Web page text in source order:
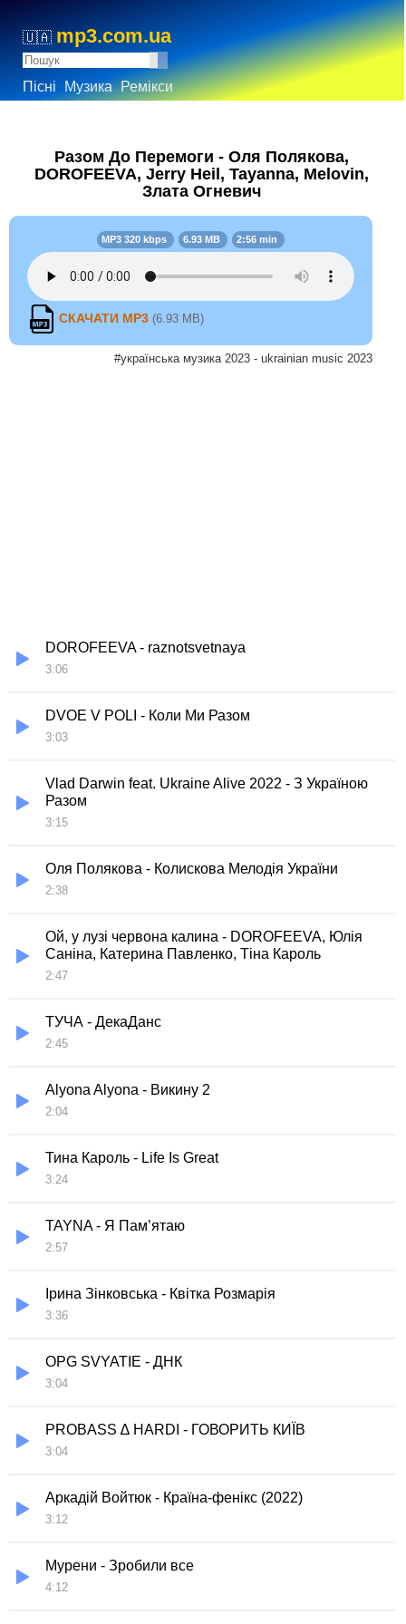
🇺🇦 mp3.com.ua
Пісні Музика Ремікси
Разом До Перемоги - Оля Полякова,
DOROFEEVA, Jerry Heil, Tayanna, Melovin,
Злата Огневич
MP3 320 kbps 6.93 MB 2:56 min
СКАЧАТИ MP3 (6.93 MB)
#українська музика 2023 - ukrainian music 2023
DOROFEEVA - raznotsvetnaya
3:06
DVOE V POLI - Коли Ми Разом
3:03
Vlad Darwin feat. Ukraine Alive 2022 - З Україною
Разом
3:15
Оля Полякова - Колискова Мелодія України
2:38
Ой, у лузі червона калина - DOROFEEVA, Юлія
Саніна, Катерина Павленко, Тіна Кароль
2:47
ТУЧА - ДекаДанс
2:45
Alyona Alyona - Викину 2
2:04
Тина Кароль - Life Is Great
3:24
TAYNA - Я Пам’ятаю
2:57
Ірина Зінковська - Квітка Розмарія
3:36
OPG SVYATIE - ДНК
3:04
PROBASS ∆ HARDI - ГОВОРИТЬ КИЇВ
3:04
Аркадій Войтюк - Країна-фенікс (2022)
3:12
Мурени - Зробили все
4:12